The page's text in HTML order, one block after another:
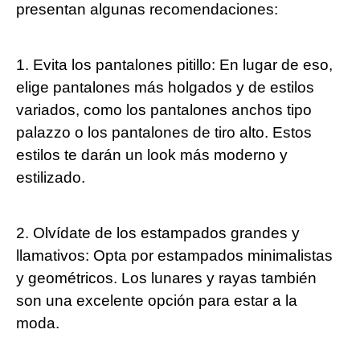
presentan algunas recomendaciones:
1. Evita los pantalones pitillo: En lugar de eso,
elige pantalones más holgados y de estilos
variados, como los pantalones anchos tipo
palazzo o los pantalones de tiro alto. Estos
estilos te darán un look más moderno y
estilizado.
2. Olvídate de los estampados grandes y
llamativos: Opta por estampados minimalistas
y geométricos. Los lunares y rayas también
son una excelente opción para estar a la
moda.